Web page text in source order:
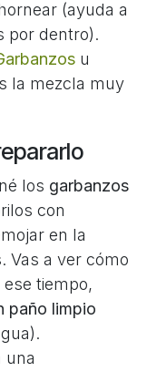
(ayuda a
por dentro).
u
la mezcla muy
los garbanzos
con
en la
Vas a ver cómo
tiempo,
paño limpio
una